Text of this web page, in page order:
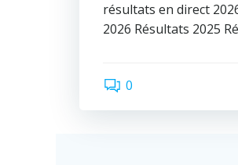
résultats en direct
2026 Résultats 2025
0